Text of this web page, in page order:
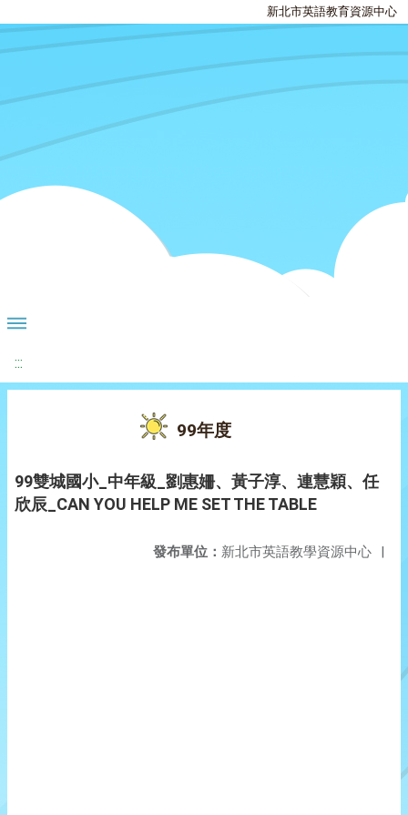
新北市英語教育資源中心
:::
99年度
99雙城國小_中年級_劉惠姍、黃子淳、連慧穎、任
欣辰_CAN YOU HELP ME SET THE TABLE
發布單位： 新北市英語教學資源中心 |